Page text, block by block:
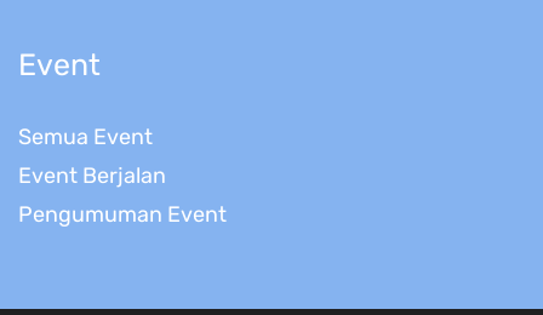
Event
Semua Event
Event Berjalan
Pengumuman Event